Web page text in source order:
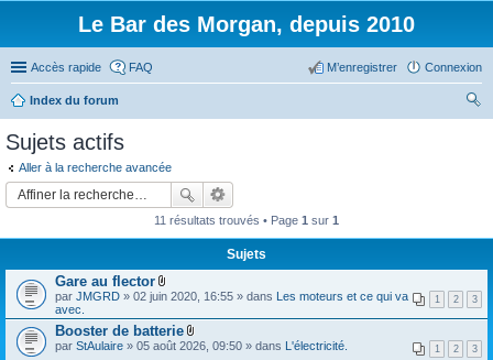
Le Bar des Morgan, depuis 2010
Accès rapide FAQ Connexion
M’enregistrer
Index du forum
Sujets actifs
Aller à la recherche avancée
11 résultats trouvés • Page 1 sur 1
Sujets
Gare au flector
F
c
h
i
1 2 3
par JMGRD » 02 juin 2020, 16:55 » dans Les moteurs et ce qui va
avec.
Booster de batterie
F
1 2 3
par StAulaire » 05 août 2026, 09:50 » dans L'électricité.